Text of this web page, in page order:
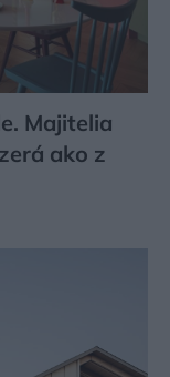
Majitelia
ako z